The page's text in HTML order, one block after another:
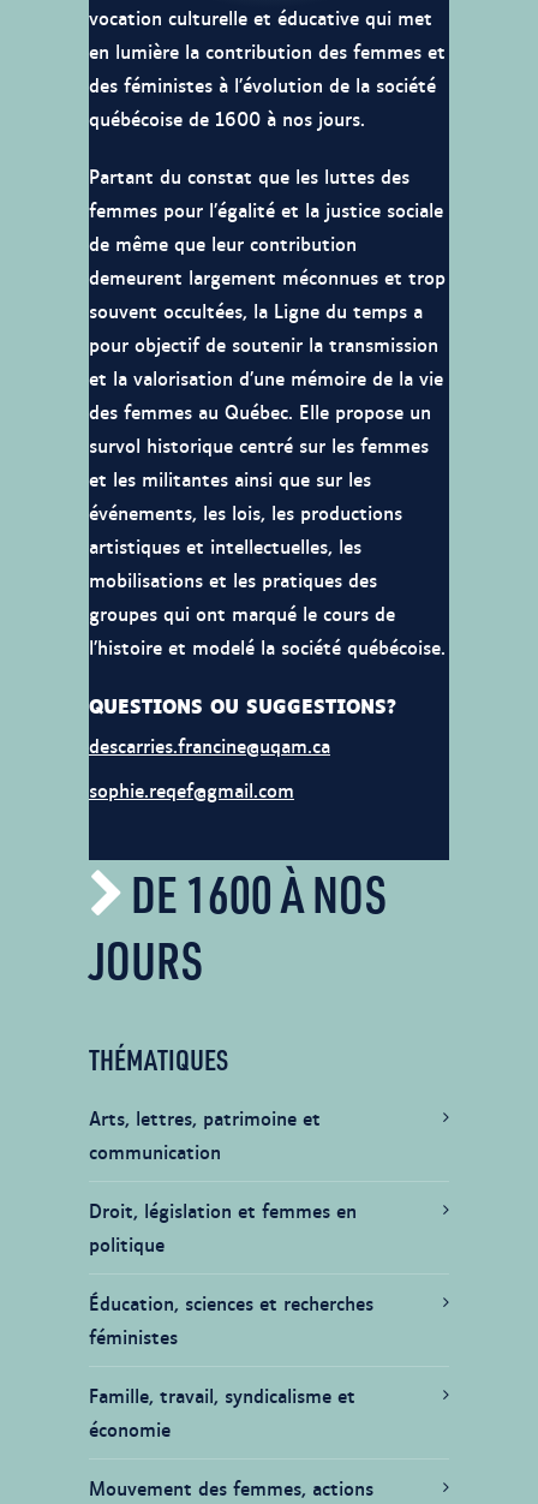
vocation culturelle et éducative qui met
en lumière la contribution des femmes et
des féministes à l’évolution de la société
québécoise de 1600 à nos jours.
Partant du constat que les luttes des
femmes pour l’égalité et la justice sociale
de même que leur contribution
demeurent largement méconnues et trop
souvent occultées, la Ligne du temps a
pour objectif de soutenir la transmission
et la valorisation d’une mémoire de la vie
des femmes au Québec. Elle propose un
survol historique centré sur les femmes
et les militantes ainsi que sur les
événements, les lois, les productions
artistiques et intellectuelles, les
mobilisations et les pratiques des
groupes qui ont marqué le cours de
l’histoire et modelé la société québécoise.
QUESTIONS OU SUGGESTIONS?
descarries.francine@uqam.ca
sophie.reqef@gmail.com
DE 1600 À NOS
JOURS
THÉMATIQUES
Arts, lettres, patrimoine et
communication
Droit, législation et femmes en
politique
Éducation, sciences et recherches
féministes
Famille, travail, syndicalisme et
économie
Mouvement des femmes, actions